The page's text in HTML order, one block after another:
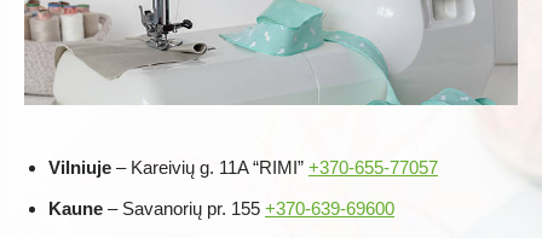
Vilniuje – Kareivių g. 11A “RIMI” +370-655-77057
Kaune – Savanorių pr. 155 +370-639-69600